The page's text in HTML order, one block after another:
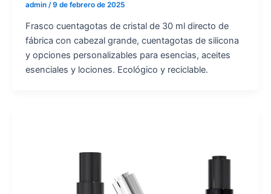
admin /9 de febrero de 2025
Frasco cuentagotas de cristal de 30 ml directo de
fábrica con cabezal grande, cuentagotas de silicona
y opciones personalizables para esencias, aceites
esenciales y lociones. Ecológico y reciclable.